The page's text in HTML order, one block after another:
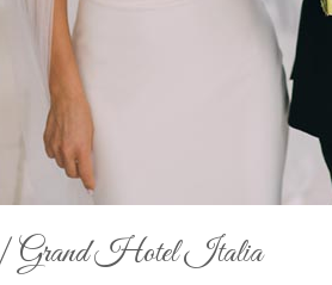
Grand Hotel Italia